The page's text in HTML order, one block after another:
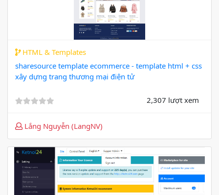
HTML & Templates
sharesource template ecommerce - template html + css
xây dựng trang thương mại điện tử
2,307 lượt xem
Lắng Nguyễn (LangNV)